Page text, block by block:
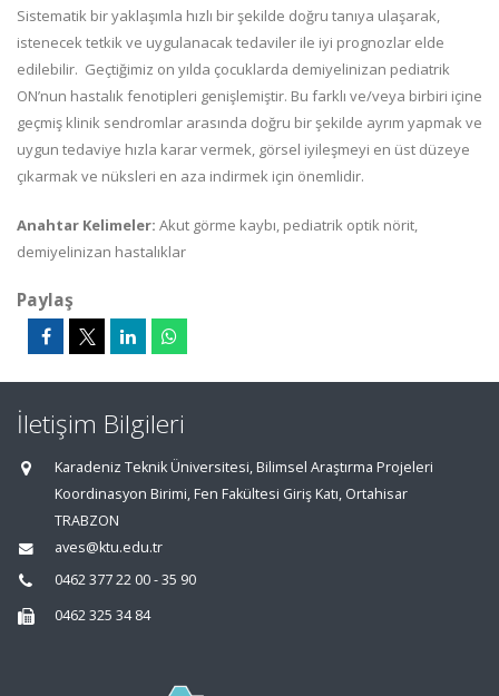
Sistematik bir yaklaşımla hızlı bir şekilde doğru tanıya ulaşarak,
istenecek tetkik ve uygulanacak tedaviler ile iyi prognozlar elde
edilebilir. Geçtiğimiz on yılda çocuklarda demiyelinizan pediatrik
ON’nun hastalık fenotipleri genişlemiştir. Bu farklı ve/veya birbiri içine
geçmiş klinik sendromlar arasında doğru bir şekilde ayrım yapmak ve
uygun tedaviye hızla karar vermek, görsel iyileşmeyi en üst düzeye
çıkarmak ve nüksleri en aza indirmek için önemlidir.
Anahtar Kelimeler: Akut görme kaybı, pediatrik optik nörit,
demiyelinizan hastalıklar
Paylaş
İletişim Bilgileri
Karadeniz Teknik Üniversitesi, Bilimsel Araştırma Projeleri
Koordinasyon Birimi, Fen Fakültesi Giriş Katı, Ortahisar
TRABZON
aves@ktu.edu.tr
0462 377 22 00 - 35 90
0462 325 34 84